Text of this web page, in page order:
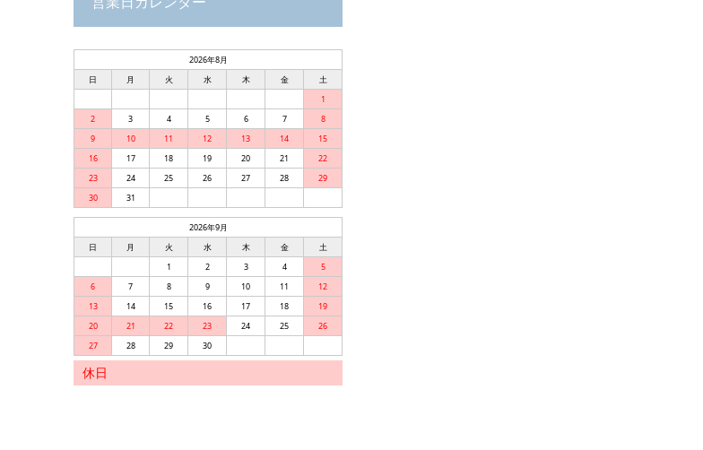
2026年8月
日
月 火 水 木 金
土
1
2
3 4 5 6 7
8
9
10 11 12 13 14
15
16
17 18 19 20 21
22
23
24 25 26 27 28
29
30
31
2026年9月
日
月 火 水 木 金
土
1
2 3 4
5
6
7 8 9 10 11
12
13
14 15 16 17 18
19
20
21 22 23 24 25
26
27
28 29 30
休日